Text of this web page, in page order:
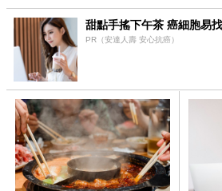
甜點手搖下午茶 癌細胞易
PR（安達人壽 安心抗癌）